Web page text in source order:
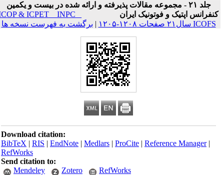
جلد ۲۱ - مجموعه مقالات پذیرفته و ارائه شده در بیست و یکمین
کنفرانس اپتیک و فوتونیک ایران
ICOP & ICPET _ INPC _
ICOFS سال۲۱ صفحات ۱۲۰۸-۱۲۰۵
| برگشت به فهرست نسخه ها
Download citation:
BibTeX|RIS|EndNote|Medlars|ProCite|Reference Manager
RefWorks
Send citation to:
Mendeley
Zotero RefWorks